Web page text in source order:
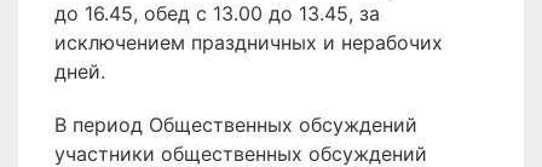
до 16.45, обед с 13.00 до 13.45, за
исключением праздничных и нерабочих
дней.
В период Общественных обсуждений
участники общественных обсуждений